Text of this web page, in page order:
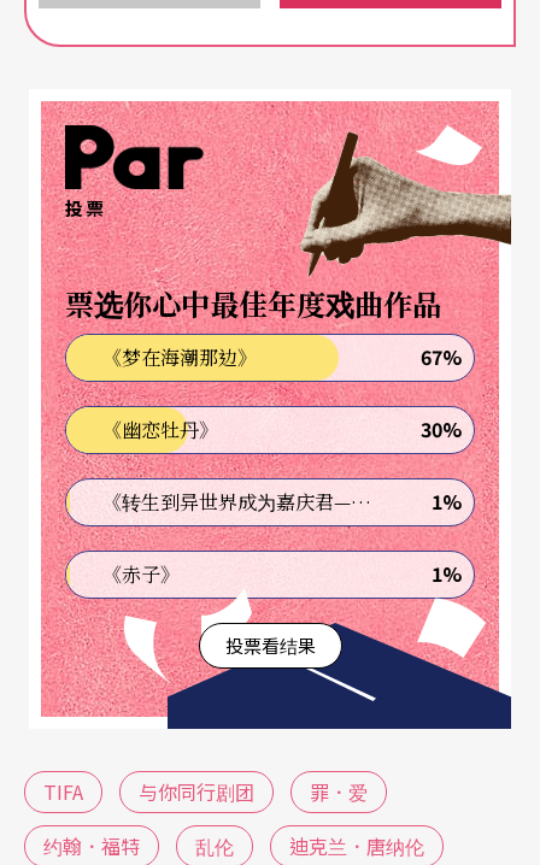
时也是给观众的一个挑战：乔凡尼与安娜贝拉究竟
众能同理两人的困境吗？而谁又该为这悲剧负责？
与《罗密欧与茱丽叶》异曲同工
《罪．爱》的故事发生在义大利的帕尔马 （Parm
a），剧中的两个主角，乔凡尼与安娜贝拉，在哥哥
乔凡尼完成大学学业返家对妹妹安娜贝拉告白之
后，开始这段不被社会接受的恋情。于此同时，已
届适婚年龄的安娜贝拉，正有几位追求者期望博得
她的青睐，兄妹俩深知对彼此的感情虽深厚，在这
样紧密的血缘关系下是不可能会有结果的，安娜贝
拉因此接受父亲佛罗瑞欧 （Florio） 的安排，嫁给
了贵族索蓝佐 （Soranzo）。兄妹两人的恋情与索
蓝佐的关系，却在安娜贝拉婚后被发现怀孕而产生
变化，遂将全剧引致悲剧收场。
然能找出其参考《罗密欧与茱丽叶》的几个元素：
以年轻人的禁忌之恋为主题的悲剧，《罗密欧与茱
投票
票选你心中最佳年度戏曲作品
《梦在海潮那边》 67%
《幽恋牡丹》 30%
《转生到异世界成为嘉庆君—发现我的祖先是诈骗集团!?》 1%
《赤子》 1%
投票看结果
TIFA 与你同行剧团
罪．爱
约翰．福特
乱伦 迪克兰．唐纳伦